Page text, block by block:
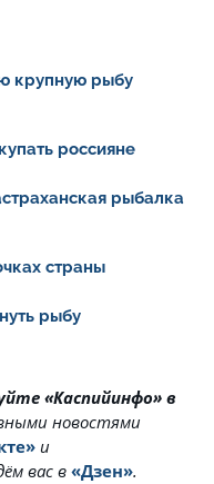
крупную рыбу
россияне
рыбалка
страны
рыбу
«Каспийинфо» в
новостями
и
вас в«Дзен».